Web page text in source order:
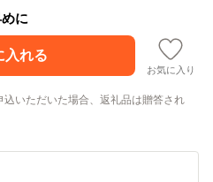
に
お気に入り
いただいた場合、返礼品は贈答され